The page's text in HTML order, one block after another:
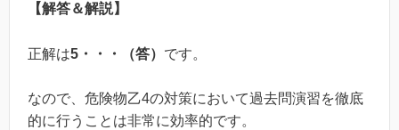
【解答＆解説】
正解は5・・・（答） です。
なので、危険物乙4の対策において過去問演習を徹底
的に行うことは非常に効率的です。